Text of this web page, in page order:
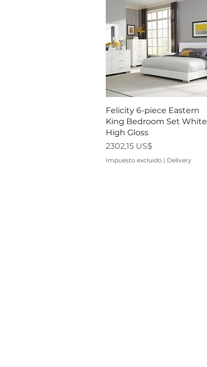
Vista rápida
Felicity 6-piece Eastern
King Bedroom Set White
High Gloss
Precio
2302,15 US$
Impuesto excluido | Delivery